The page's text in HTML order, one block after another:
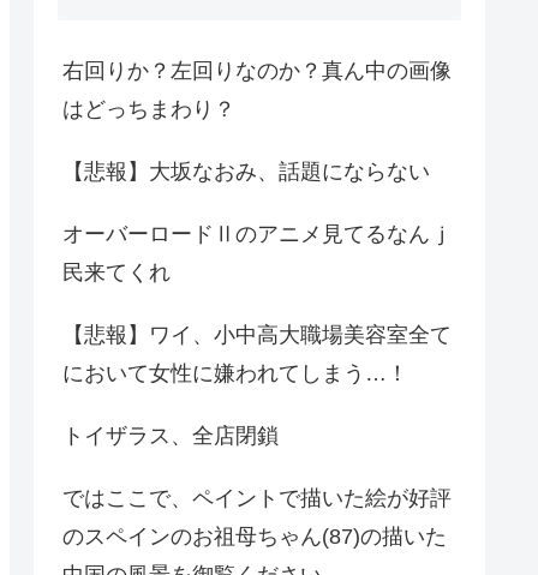
右回りか？左回りなのか？真ん中の画像
はどっちまわり？
【悲報】大坂なおみ、話題にならない
オーバーロードⅡのアニメ見てるなんｊ
民来てくれ
【悲報】ワイ、小中高大職場美容室全て
において女性に嫌われてしまう…！
トイザラス、全店閉鎖
ではここで、ペイントで描いた絵が好評
のスペインのお祖母ちゃん(87)の描いた